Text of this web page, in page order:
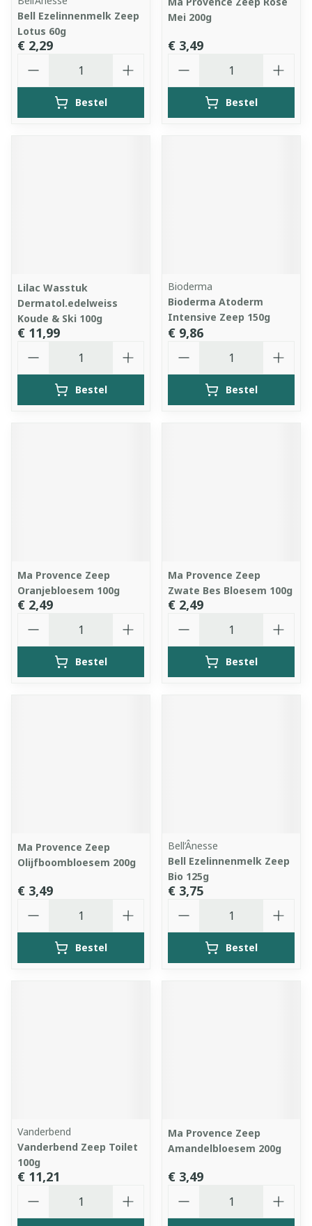
Bell Ezelinnenmelk Zeep
Lotus 60g
€ 2,29
Bestel
Mei 200g
€ 3,49
Bestel
Lilac Wasstuk
Dermatol.edelweiss
Koude & Ski 100g
€ 11,99
Bestel
Bioderma
Bioderma Atoderm
Intensive Zeep 150g
€ 9,86
Bestel
Ma Provence Zeep
Oranjebloesem 100g
€ 2,49
Bestel
Ma Provence Zeep
Zwate Bes Bloesem 100g
€ 2,49
Bestel
Ma Provence Zeep
Olijfboombloesem 200g
€ 3,49
Bestel
Bell’Ânesse
Bell Ezelinnenmelk Zeep
Bio 125g
€ 3,75
Bestel
Vanderbend
Vanderbend Zeep Toilet
100g
€ 11,21
Ma Provence Zeep
Amandelbloesem 200g
€ 3,49